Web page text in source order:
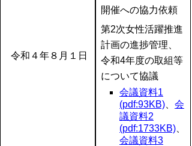
令和４年８月１日
開催への協力依頼
第2次女性活躍推進
計画の進捗管理、
令和4年度の取組等
について協議
会議資料1
(pdf:93KB)、 会
議資料2
(pdf:1733KB)、
会議資料3